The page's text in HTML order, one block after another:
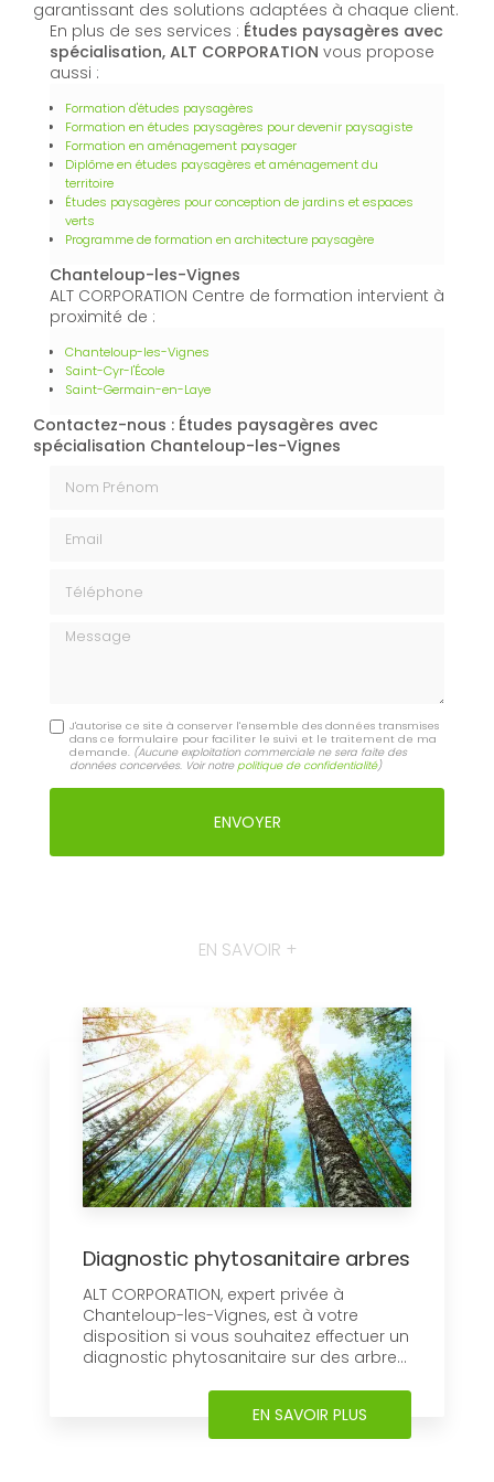
garantissant des solutions adaptées à chaque client.
En plus de ses services : Études paysagères avec
spécialisation, ALT CORPORATION vous propose
aussi :
Formation d'études paysagères
Formation en études paysagères pour devenir paysagiste
Formation en aménagement paysager
Diplôme en études paysagères et aménagement du
territoire
Études paysagères pour conception de jardins et espaces
verts
Programme de formation en architecture paysagère
Chanteloup-les-Vignes
ALT CORPORATION Centre de formation intervient à
proximité de :
Chanteloup-les-Vignes
Saint-Cyr-l'École
Saint-Germain-en-Laye
Contactez-nous : Études paysagères avec
spécialisation Chanteloup-les-Vignes
Message
J'autorise ce site à conserver l'ensemble des données transmises
dans ce formulaire pour faciliter le suivi et le traitement de ma
demande. (Aucune exploitation commerciale ne sera faite des
données concervées. Voir notrepolitique de confidentialité)
EN SAVOIR +
Diagnostic phytosanitaire arbres
ALT CORPORATION, expert privée à
Chanteloup-les-Vignes, est à votre
disposition si vous souhaitez effectuer un
diagnostic phytosanitaire sur des arbre...
EN SAVOIR PLUS